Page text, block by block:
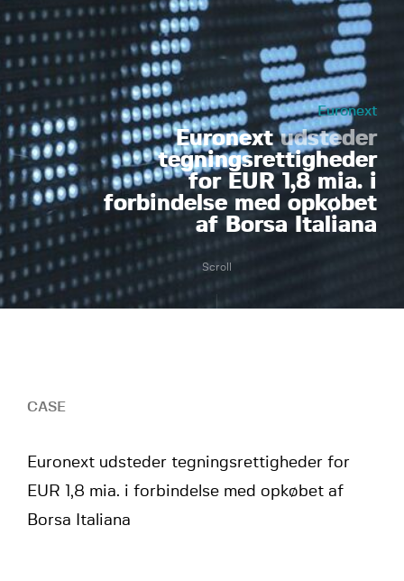
Euronext
Euronextudsteder
tegningsrettigheder
for EUR 1,8 mia. i
forbindelse med opkøbet
af Borsa Italiana
Scroll
CASE
Euronext udsteder tegningsrettigheder for
EUR 1,8 mia. i forbindelse med opkøbet af
Borsa Italiana